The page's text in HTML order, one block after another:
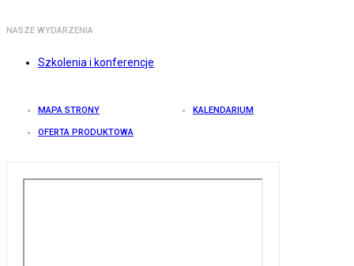
NASZE WYDARZENIA
Szkolenia i konferencje
MAPA STRONY KALENDARIUM
OFERTA PRODUKTOWA